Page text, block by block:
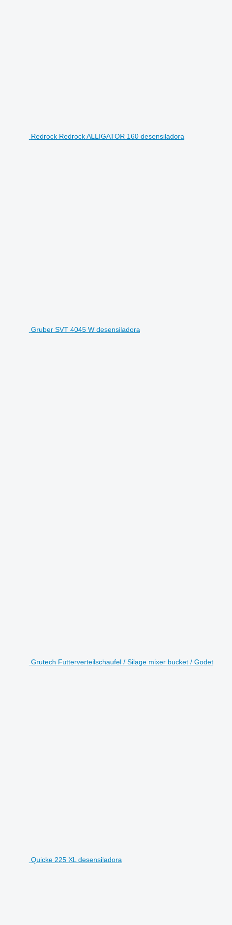
Redrock Redrock ALLIGATOR 160 desensiladora
Gruber SVT 4045 W desensiladora
Grutech Futterverteilschaufel / Silage mixer bucket / Godet
Quicke 225 XL desensiladora